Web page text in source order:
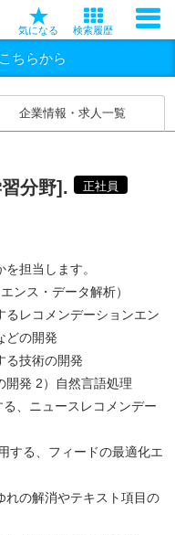
気になる 検索履歴
ちらから
企業情報・求人一覧
分野]. 正社員
担当します。
ンス・データ解析）
るレコメンデーションエン
どの開発
る技術の開発
開発 2）自然言語処理
、ニュースレコメンデー
する、フィードの最適化エ
れの解消やテキスト項目の